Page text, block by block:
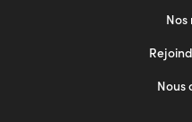
Nos
Nous